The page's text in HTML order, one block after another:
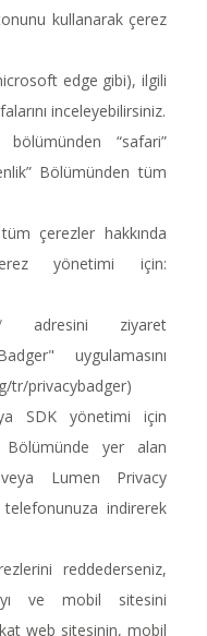
kullanarak çerez
edge gibi), ilgili
inceleyebilirsiniz.
bölümünden “safari”
Bölümünden tüm
tüm çerezler hakkında
yönetimi için:
adresini ziyaret
uygulamasını
tr/privacybadger)
SDK yönetimi için
Bölümünde yer alan
Lumen Privacy
indirerek
reddederseniz,
ve mobil sitesini
web sitesinin, mobil